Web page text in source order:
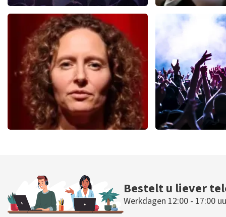
Blof
922laatste 30 minuten
BESTEL NU
Andre
laatste 30
BESTEL NU
BESTEL NU
Bestelt u liever
Werkdagen 12:00 - 17:00